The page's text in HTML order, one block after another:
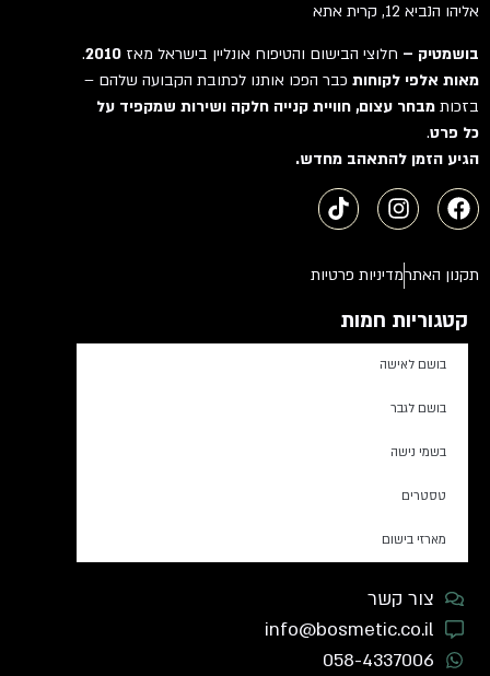
אליהו הנביא 12, קרית אתא
בושמטיק –חלוצי הבישום והטיפוח אונליין בישראל מאז2010
.
מאות אלפי לקוחותכבר הפכו אותנו לכתובת הקבועה שלהם –
בזכותמבחר עצום, חוויית קנייה חלקה ושירות שמקפיד על
כל פרט.
הגיע הזמן להתאהב מחדש.
תקנון האתרמדיניות פרטיות
קטגוריות חמות
בושם לאישה
בושם לגבר
בשמי נישה
טסטרים
מארזי בישום
צור קשר
info@bosmetic.co.il
058-4337006